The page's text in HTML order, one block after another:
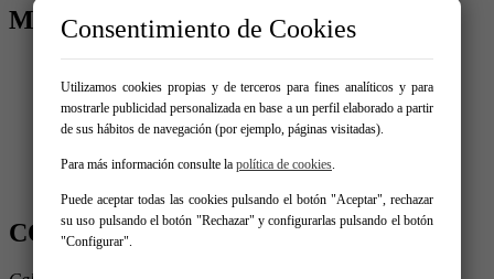
MENÚ
Alquilar
Vende tu inmueble
Promociones
Servicios
CONTÁCTANOS
Consentimiento de Cookies
Utilizamos cookies propias y de terceros para fines analíticos y para
mostrarle publicidad personalizada en base a un perfil elaborado a partir
de sus hábitos de navegación (por ejemplo, páginas visitadas).
Para más información consulte la política de cookies.
Puede aceptar todas las cookies pulsando el botón "Aceptar", rechazar
su uso pulsando el botón "Rechazar" y configurarlas pulsando el botón
"Configurar".